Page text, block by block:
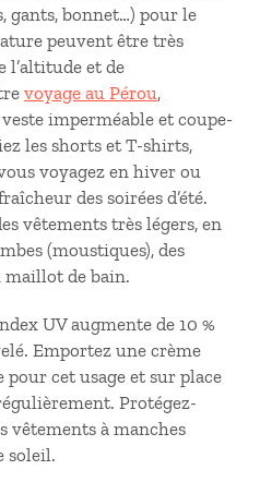
gants, bonnet…) pour le
peuvent être très
l’altitude et de
voyage au Pérou,
imperméable et coupe-
les shorts et T-shirts,
voyagez en hiver ou
des soirées d’été.
vêtements très légers, en
(moustiques), des
maillot de bain.
UV augmente de 10 %
Emportez une crème
cet usage et sur place
Protégez-
vêtements à manches
soleil.